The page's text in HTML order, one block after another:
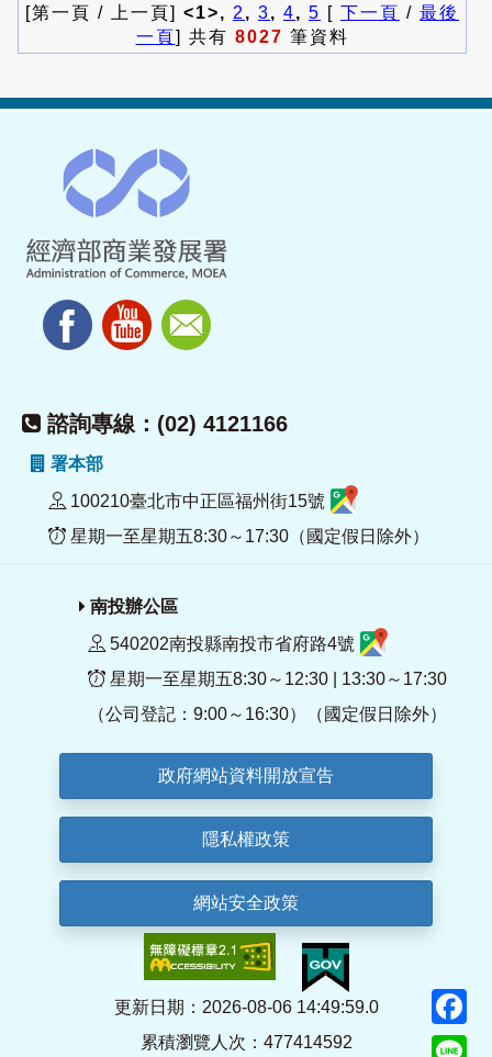
[第一頁 / 上一頁] <1>, 2 , 3, 4, 5 [ 下一頁 / 最後
一頁] 共有 8027 筆資料
諮詢專線：(02) 4121166
署本部
100210臺北市中正區福州街15號
星期一至星期五8:30～17:30（國定假日除外）
南投辦公區
540202南投縣南投市省府路4號
星期一至星期五8:30～12:30 | 13:30～17:30
（公司登記：9:00～16:30）（國定假日除外）
政府網站資料開放宣告
隱私權政策
網站安全政策
更新日期：2026-08-06 14:49:59.0
累積瀏覽人次：477414592